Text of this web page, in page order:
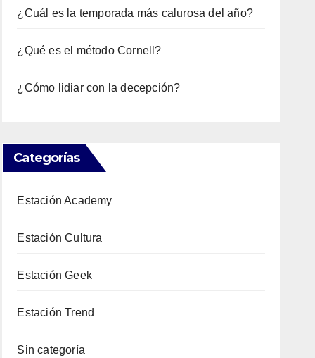
¿Cuál es la temporada más calurosa del año?
¿Qué es el método Cornell?
¿Cómo lidiar con la decepción?
Categorías
Estación Academy
Estación Cultura
Estación Geek
Estación Trend
Sin categoría